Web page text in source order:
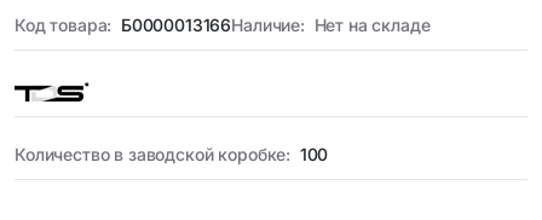
Код товара: Б0000013166Наличие: Нет на складе
Количество в заводской коробке: 100